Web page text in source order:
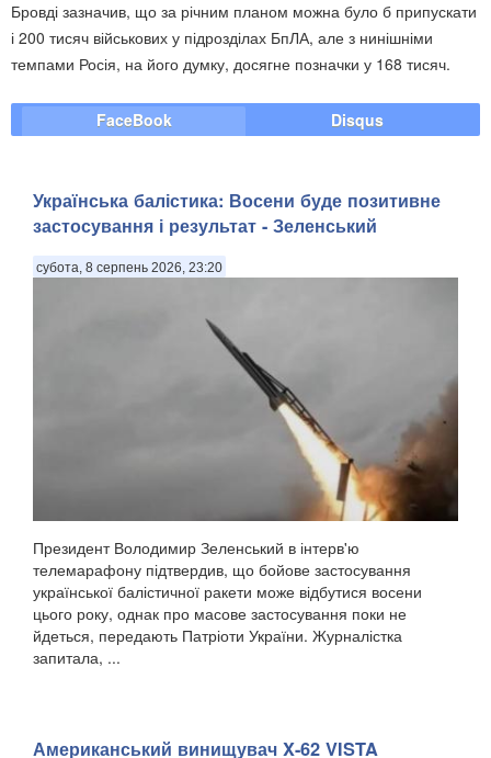
Бровді зазначив, що за річним планом можна було б припускати
і 200 тисяч військових у підрозділах БпЛА, але з нинішніми
темпами Росія, на його думку, досягне позначки у 168 тисяч.
FaceBook Disqus
Українська балістика: Восени буде позитивне
застосування і результат - Зеленський
субота, 8 серпень 2026, 23:20
Президент Володимир Зеленський в інтерв'ю
телемарафону підтвердив, що бойове застосування
української балістичної ракети може відбутися восени
цього року, однак про масове застосування поки не
йдеться, передають Патріоти України. Журналістка
запитала, ...
Американський винищувач X-62 VISTA